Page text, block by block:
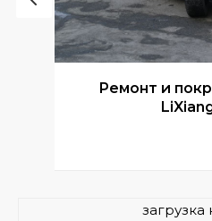
Ремонт и
загрузка